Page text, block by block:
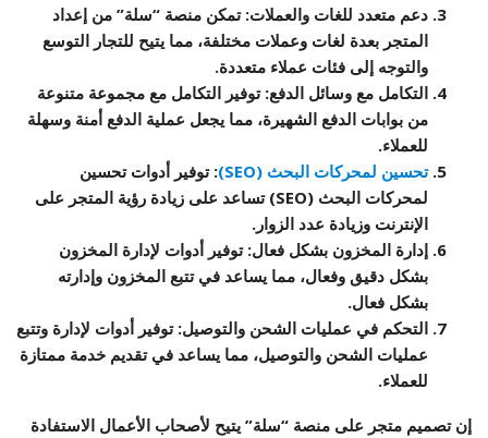
دعم متعدد للغات والعملات: تمكن منصة “سلة” من إعداد
المتجر بعدة لغات وعملات مختلفة، مما يتيح للتجار التوسع
والتوجه إلى فئات عملاء متعددة.
التكامل مع وسائل الدفع: توفير التكامل مع مجموعة متنوعة
من بوابات الدفع الشهيرة، مما يجعل عملية الدفع أمنة وسهلة
للعملاء.
تحسين لمحركات البحث (SEO)
: توفير أدوات تحسين
لمحركات البحث (SEO) تساعد على زيادة رؤية المتجر على
الإنترنت وزيادة عدد الزوار.
إدارة المخزون بشكل فعال: توفير أدوات لإدارة المخزون
بشكل دقيق وفعال، مما يساعد في تتبع المخزون وإدارته
بشكل فعال.
التحكم في عمليات الشحن والتوصيل: توفير أدوات لإدارة وتتبع
عمليات الشحن والتوصيل، مما يساعد في تقديم خدمة ممتازة
للعملاء.
إن تصميم متجر على منصة “سلة” يتيح لأصحاب الأعمال الاستفادة